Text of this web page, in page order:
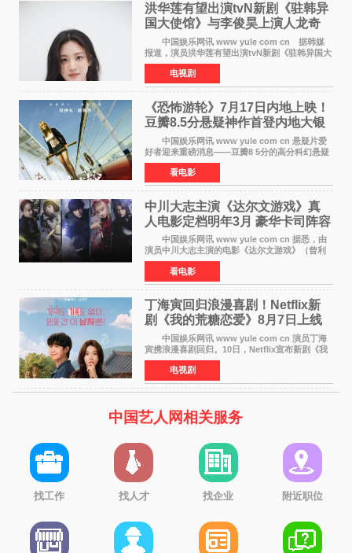
洪华莲有望出演tvN新剧《驻韩异
国大使馆》与李俊昊上演人龙奇
幻罗曼史
中国娱乐网讯 www yule com cn 据韩媒
报道，演员洪华莲有望出演tvN新剧《驻韩异国大
使馆》女主角，与李俊昊合作，引发观众期
待。 该剧讲述了一位因管理驻韩异国大使馆
（负责管理居住在大
电视剧
《恐怖游轮》7月17日内地上映！
豆瓣8.5分悬疑神作首登内地大银
中国娱乐网讯 www yule com cn 悬疑片爱
好者迎来重磅消息——豆瓣8 5分的高分科幻悬疑
电影《恐怖游轮》正式宣布定档7月17日在内地上
映。这部由英国导演克里斯托弗·史密斯执导、惊
悚片女王梅
看电影
中川大志主演《达尔文游戏》真
人电影定档明年3月 豪华卡司阵容
公开
中国娱乐网讯 www yule com cn 据悉，由
演员中川大志主演的电影《达尔文游戏》（曾利
文彦执导）将于明年3月12日上映，该消息于7月9
日公布。 本片为累计发行量突破1000万册的
同名漫画的真
看电影
丁海寅回归浪漫喜剧！Netflix新
剧《我的荒糖恋爱》8月7日上线
中国娱乐网讯 www yule com cn 演员丁海
寅携浪漫喜剧回归。10日，Netflix宣布新剧《我
的荒糖恋爱》将于下月7日上线。 《我的荒糖
恋爱》是一部浪漫喜剧，讲述患上失忆症的检察
官高恩彩与
电视剧
中国艺人网相关服务
找工作 找人才 找企业 附近职位